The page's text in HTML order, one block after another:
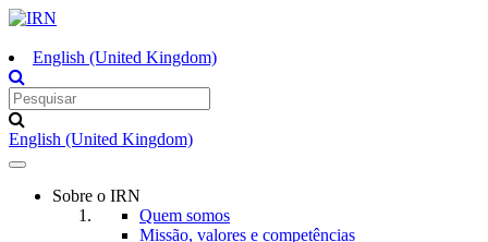
English (United Kingdom)
English (United Kingdom)
Toggle
navigationSobre o IRN
Quem somos
Missão, valores e competências